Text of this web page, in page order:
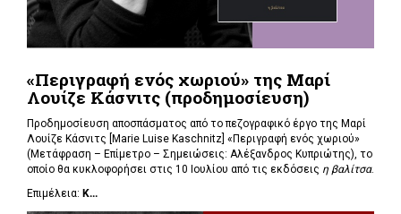
«Περιγραφή ενός χωριού» της Μαρί
Λουίζε Κάσνιτς (προδημοσίευση)
Προδημοσίευση αποσπάσματος από το πεζογραφικό έργο της Μαρί
Λουίζε Κάσνιτς [Marie Luise Kaschnitz] «Περιγραφή ενός χωριού»
(Μετάφραση – Επίμετρο – Σημειώσεις: Αλέξανδρος Κυπριώτης), το
οποίο θα κυκλοφορήσει στις 10 Ιουλίου από τις εκδόσεις η βαλίτσα.
Επιμέλεια: Κ...